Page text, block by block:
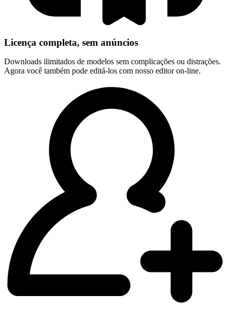
Licença completa, sem anúncios
Downloads ilimitados de modelos sem complicações ou distrações.
Agora você também pode editá-los com nosso editor on-line.